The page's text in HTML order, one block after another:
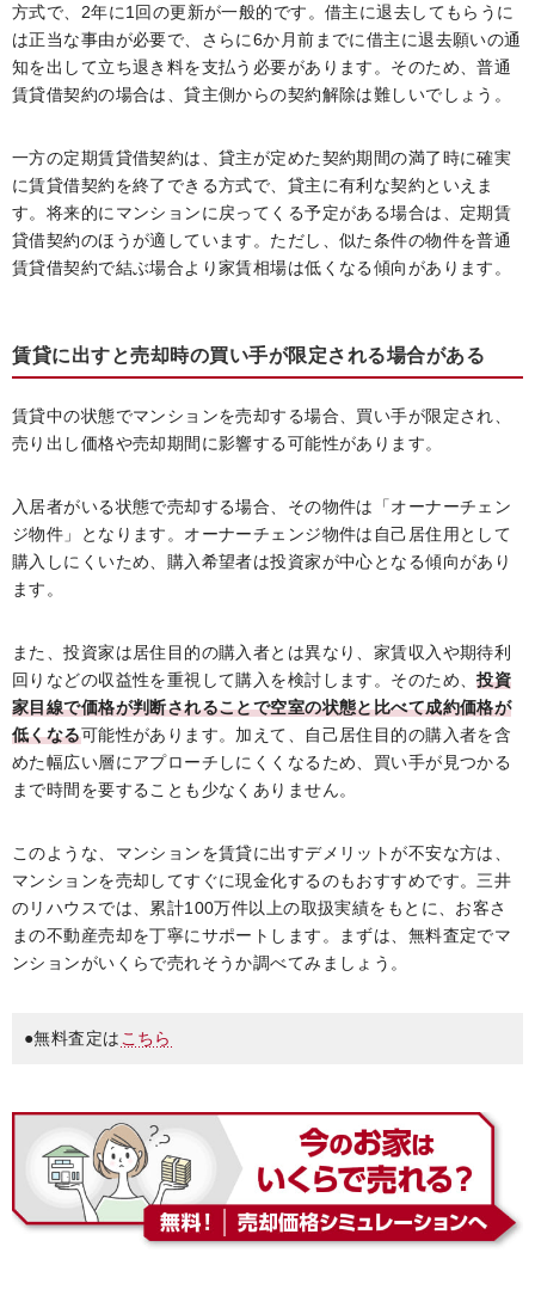
方式で、2年に1回の更新が一般的です。借主に退去してもらうに
は正当な事由が必要で、さらに6か月前までに借主に退去願いの通
知を出して立ち退き料を支払う必要があります。そのため、普通
賃貸借契約の場合は、貸主側からの契約解除は難しいでしょう。
一方の定期賃貸借契約は、貸主が定めた契約期間の満了時に確実
に賃貸借契約を終了できる方式で、貸主に有利な契約といえま
す。将来的にマンションに戻ってくる予定がある場合は、定期賃
貸借契約のほうが適しています。ただし、似た条件の物件を普通
賃貸借契約で結ぶ場合より家賃相場は低くなる傾向があります。
賃貸に出すと売却時の買い手が限定される場合がある
賃貸中の状態でマンションを売却する場合、買い手が限定され、
売り出し価格や売却期間に影響する可能性があります。
入居者がいる状態で売却する場合、その物件は「オーナーチェン
ジ物件」となります。オーナーチェンジ物件は自己居住用として
購入しにくいため、購入希望者は投資家が中心となる傾向があり
ます。
また、投資家は居住目的の購入者とは異なり、家賃収入や期待利
回りなどの収益性を重視して購入を検討します。そのため、投資
家目線で価格が判断されることで空室の状態と比べて成約価格が
低くなる可能性があります。加えて、自己居住目的の購入者を含
めた幅広い層にアプローチしにくくなるため、買い手が見つかる
まで時間を要することも少なくありません。
このような、マンションを賃貸に出すデメリットが不安な方は、
マンションを売却してすぐに現金化するのもおすすめです。三井
のリハウスでは、累計100万件以上の取扱実績をもとに、お客さ
まの不動産売却を丁寧にサポートします。まずは、無料査定でマ
ンションがいくらで売れそうか調べてみましょう。
●無料査定は こちら